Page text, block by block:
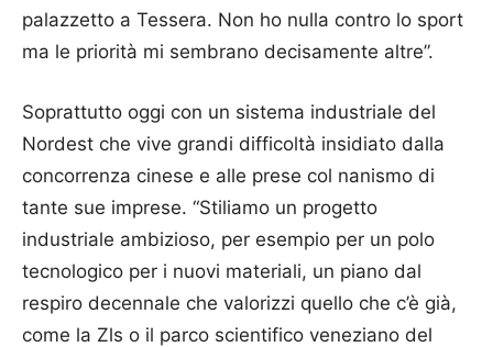
palazzetto a Tessera. Non ho nulla contro lo sport
ma le priorità mi sembrano decisamente altre”.
Soprattutto oggi con un sistema industriale del
Nordest che vive grandi difficoltà insidiato dalla
concorrenza cinese e alle prese col nanismo di
tante sue imprese. “Stiliamo un progetto
industriale ambizioso, per esempio per un polo
tecnologico per i nuovi materiali, un piano dal
respiro decennale che valorizzi quello che c’è già,
come la Zls o il parco scientifico veneziano del